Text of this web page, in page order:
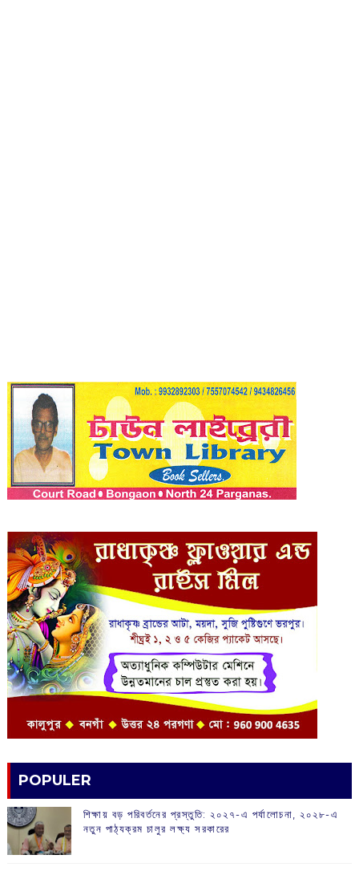
POPULER
শিক্ষায় বড় পরিবর্তনের প্রস্তুতি: ২০২৭-এ পর্যালোচনা, ২০২৮-এ
নতুন পাঠ্যক্রম চালুর লক্ষ্য সরকারের